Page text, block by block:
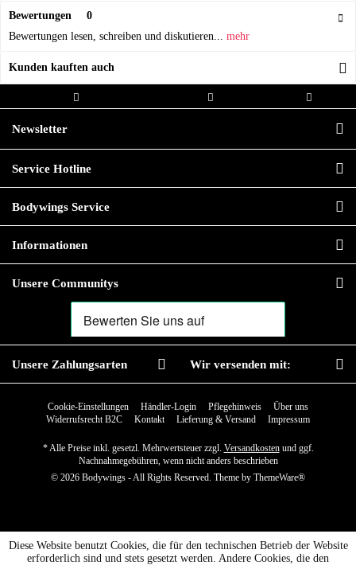
Bewertungen
0
Bewertungen lesen, schreiben und diskutieren... mehr
Kunden kauften auch
Bestellwert
Newsletter
Service Hotline
Bodywings Service
Informationen
Unsere Communitys
Unsere Zahlungsarten Wir versenden mit:
Cookie-Einstellungen Händler-Login Pflegehinweis
Über uns
Widerrufsrecht B2C
Kontakt Lieferung & Versand Impressum
* Alle Preise inkl. gesetzl. Mehrwertsteuer zzgl. Versandkostenund ggf.
Nachnahmegebühren, wenn nicht anders beschrieben
© 2026 Bodywings - All Rights Reserved. Theme by ThemeWare®
Diese Website benutzt Cookies, die für den technischen Betrieb der Website
erforderlich sind und stets gesetzt werden. Andere Cookies, die den